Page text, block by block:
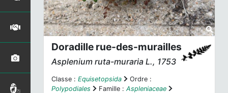
Doradille rue-des-murailles
Asplenium ruta-muraria L., 1753
Classe : Equisetopsida
Ordre :
Polypodiales
Famille : Aspleniaceae